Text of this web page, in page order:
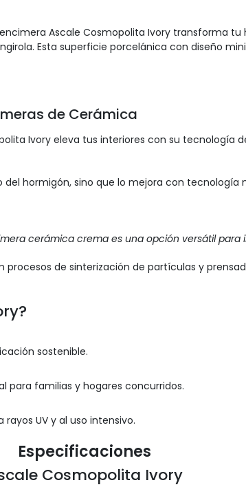
Ascale Cosmopolita Ivory transforma tu
Esta superficie porcelánica con diseño
de Cerámica
Ivory eleva tus interiores con su tecnología
hormigón, sino que lo mejora con tecnología
cerámica crema es una opción versátil para
de sinterización de partículas y
sostenible.
para familias y hogares concurridos.
UV y al uso intensivo.
Especificaciones
Cosmopolita Ivory